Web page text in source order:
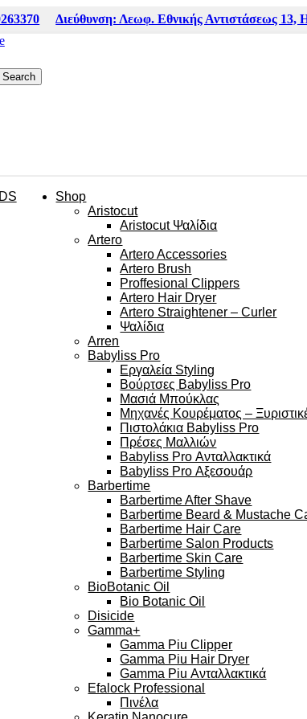
Διεύθυνση: Λεωφ. Εθνικής Αντιστάσεως 13,
Search
Shop
Aristocut
Aristocut Ψαλίδια
Artero
Artero Accessories
Artero Brush
Proffesional Clippers
Artero Hair Dryer
Artero Straightener – Curler
Ψαλίδια
Arren
Babyliss Pro
Εργαλεία Styling
Βούρτσες Babyliss Pro
Μασιά Μπούκλας
Μηχανές Κουρέματος –
Πιστολάκια Babyliss Pro
Πρέσες Μαλλιών
Babyliss Pro Ανταλλακτικά
Babyliss Pro Αξεσουάρ
Barbertime
Barbertime After Shave
Barbertime Beard & Mustache
Barbertime Hair Care
Barbertime Salon Products
Barbertime Skin Care
Barbertime Styling
BioBotanic Oil
Bio Botanic Oil
Disicide
Gamma+
Gamma Piu Clipper
Gamma Piu Hair Dryer
Gamma Piu Ανταλλακτικά
Efalock Professional
Πινέλα